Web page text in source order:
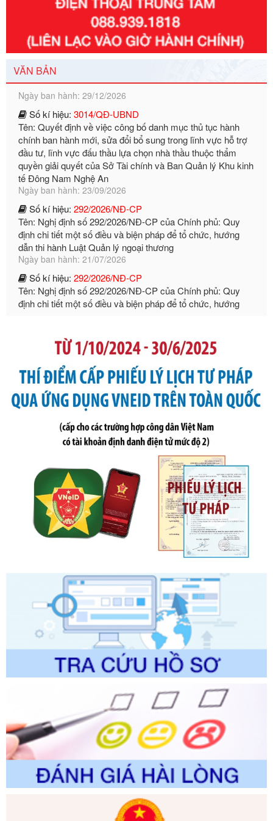
VĂN BẢN
Số kí hiệu:
351/2025/NĐ-CP
Tên: Nghị định số 351/2025/NĐ-CP của Chính phủ: Quy
định chuẩn nghèo đa chiều quốc gia giai đoạn 2026 - 2030
Ngày ban hành: 29/12/2026
Số kí hiệu:3014/QĐ-UBND
Tên: Quyết định về việc công bố danh mục thủ tục hành
chính ban hành mới, sửa đổi bổ sung trong lĩnh vực hỗ trợ
đầu tư, lĩnh vực đấu thầu lựa chọn nhà thầu thuộc thẩm
quyền giải quyết của Sở Tài chính và Ban Quản lý Khu kinh
tế Đông Nam Nghệ An
Ngày ban hành: 23/09/2026
Số kí hiệu: 292/2026/NĐ-CP
Tên: Nghị định số 292/2026/NĐ-CP của Chính phủ: Quy
định chi tiết một số điều và biện pháp để tổ chức, hướng
dẫn thi hành Luật Quản lý ngoại thương
Ngày ban hành: 21/07/2026
Số kí hiệu:292/2026/NĐ-CP
Tên: Nghị định số 292/2026/NĐ-CP của Chính phủ: Quy
định chi tiết một số điều và biện pháp để tổ chức, hướng
dẫn thi hành Luật Quản lý ngoại thương
Ngày ban hành: 21/07/2026
bỏ Thông tư số 87/2019/TT- BТC ngày 19 tháng 12 năm
2019 của Bộ trưởng Bộ Tài chính hướng dẫn thực hiện xử
phạt vi phạm hành chính trong lĩnh vực kho bạc nhà nước
Ngày ban hành: 21/07/2026
Số kí hiệu: 291/2026/NĐ-CP
Tên: Nghị định số 291/2026/NĐ-CP của Chính phủ: Sửa
đổi, bổ sung một số điều của Nghị định số 125/2020/NĐ-СР
ngày 19 tháng 10 năm 2020 của Chính phủ quy định xử
phạt vi phạm hành chính về thuế, hóa đơn được sửa đổi, bổ
sung bởi Nghị định số 102/2021/NĐ-CP
Ngày ban hành: 20/07/2026
Số kí hiệu:2303/QĐ-UBND
Tên: Quyết định công bố Danh mục thủ tục hành chính mới
ban hành, được sửa đổi, bổ sung, bị bãi bỏ và phê duyệt
Quy trình nội bộ, quy trình điện tử giải quyết thủ tục hành
chính trong một số lĩnh vực thuộc phạm vi chức năng quản
Ngày ban hành: 01/06/2026
Số kí hiệu:2304/QĐ-UBND
Tên: Quyết định công bố Danh mục thủ tục hành chính
được sửa đổi, bổ sung và phê duyệt Quy trình nội bộ, quy
trình điện tử giải quyết thủ tục hành chính trong lĩnh vực Du
lịch thuộc phạm vi chức năng quản lý của Sở Văn hóa, Thể
thao và Du lịch
Ngày ban hành: 01/06/2026
Tên: Về việc công bố Danh mục thủ tục hành chính sửa
đổi, bổ sung và phê duyệt Quy trình nội bộ, quy trình điện tử
trong giải quyết thủtục hành chính lĩnh vực biến đổi khí hậu
thuộc phạm vi giải quyết của Sở Nông nghiệp và Môi
trường
Ngày ban hành: 01/06/2026
Số kí hiệu:2300/QĐ-UBND
đổi, bổ sung và phê duyệt quy trình nội bộ, quy trình điện tử
giải quyết thủ tục hành chính trong lĩnh vực Luật sư thuộc